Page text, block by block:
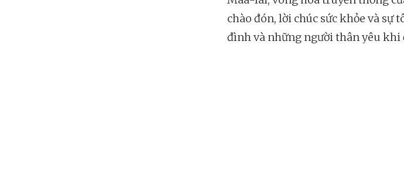
chào đón, lời chúc sức khỏe và sự
đình và những người thân yêu khi